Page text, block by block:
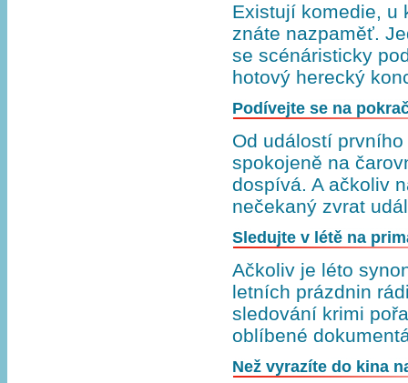
Existují komedie, u
znáte nazpaměť.
se scénáristicky
hotový herecký
Podívejte se na
Od událostí
spokojeně na
dospívá. A ačkoliv
nečekaný zvrat
Sledujte v létě na
Ačkoliv je léto
letních prázdnin
sledování krimi
oblíbené
Než vyrazíte do kina